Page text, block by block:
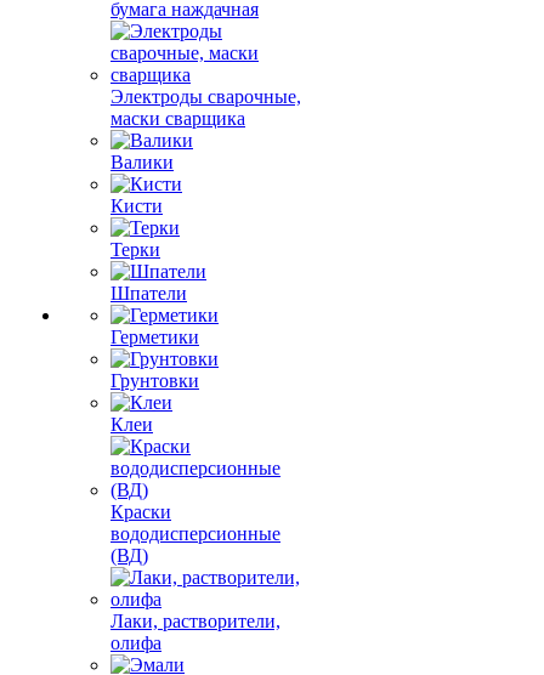
бумага наждачная
Электроды сварочные,
маски сварщика
Валики
Кисти
Терки
Шпатели
Герметики
Грунтовки
Клеи
Краски
вододисперсионные
(ВД)
Лаки, растворители,
олифа